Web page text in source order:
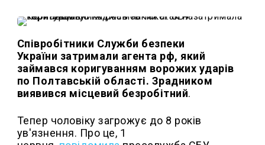
Співробітники Служби безпеки
України затримали агента рф, який
займався коригуванням ворожих ударів
по Полтавській області. Зрадником
виявився місцевий безробітний.
Тепер чоловіку загрожує до 8 років
ув'язнення. Про це, 1